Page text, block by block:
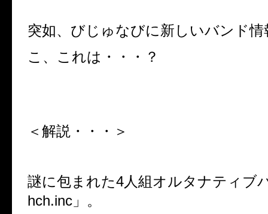
突如、びじゅなびに新しいバンド情
こ、これは・・・？
＜解説・・・＞
謎に包まれた4人組オルタナティブ
hch.inc」。